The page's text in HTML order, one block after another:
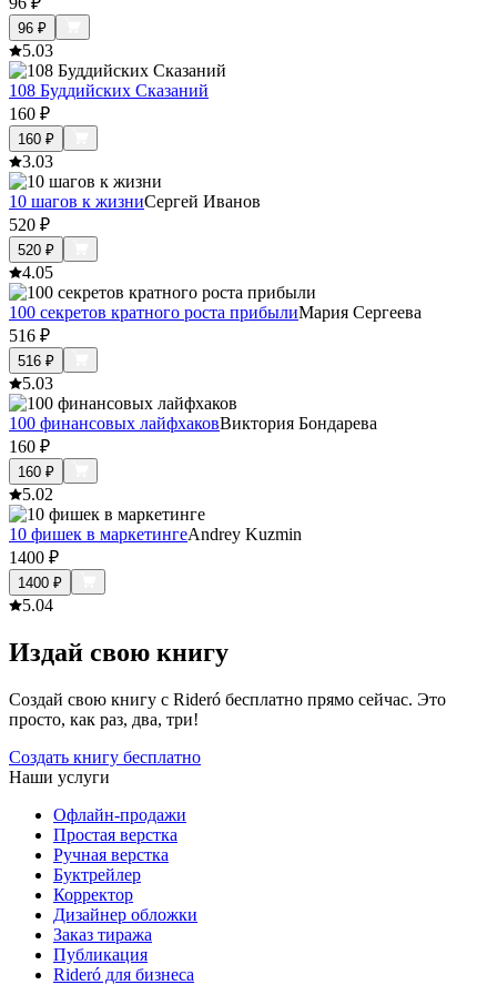
96 ₽
5.03
108 Буддийских Сказаний
160 ₽
160 ₽
3.03
10 шагов к жизниСергей Иванов
520 ₽
520 ₽
4.05
100 секретов кратного роста прибылиМария Сергеева
516 ₽
516 ₽
5.03
100 финансовых лайфхаковВиктория Бондарева
160 ₽
160 ₽
5.02
10 фишек в маркетингеAndrey Kuzmin
1400 ₽
1400 ₽
5.04
Издай свою книгу
Создай свою книгу с Rideró бесплатно прямо сейчас. Это
просто, как раз, два, три!
Создать книгу бесплатно
Наши услуги
Офлайн-продажи
Простая верстка
Ручная верстка
Буктрейлер
Корректор
Дизайнер обложки
Заказ тиража
Публикация
Rideró для бизнеса